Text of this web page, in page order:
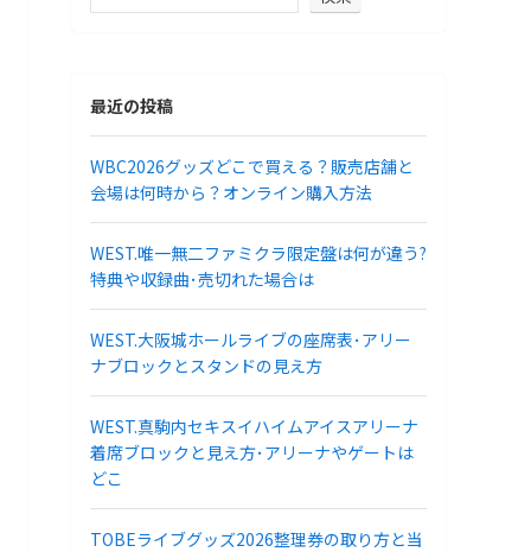
最近の投稿
WBC2026グッズどこで買える？販売店舗と
会場は何時から？オンライン購入方法
WEST.唯一無二ファミクラ限定盤は何が違う?
特典や収録曲･売切れた場合は
WEST.大阪城ホールライブの座席表･アリー
ナブロックとスタンドの見え方
WEST.真駒内セキスイハイムアイスアリーナ
着席ブロックと見え方･アリーナやゲートは
どこ
TOBEライブグッズ2026整理券の取り方と当